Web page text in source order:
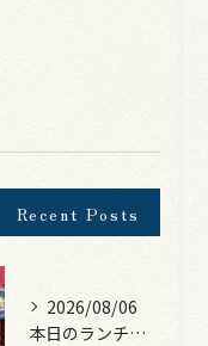
Recent Posts
2026/08/06
本日のランチは、照焼きチキン！